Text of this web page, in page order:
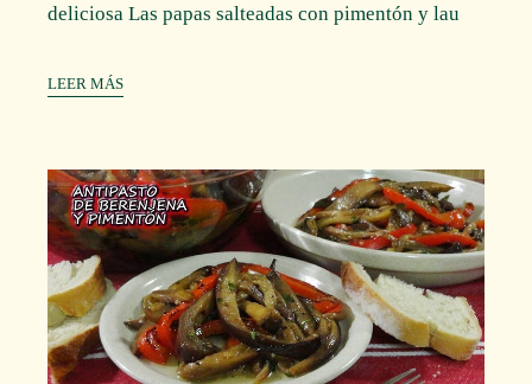
deliciosa Las papas salteadas con pimentón y lau
LEER MÁS